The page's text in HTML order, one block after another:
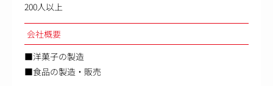
200人以上
会社概要
■洋菓子の製造
■食品の製造・販売